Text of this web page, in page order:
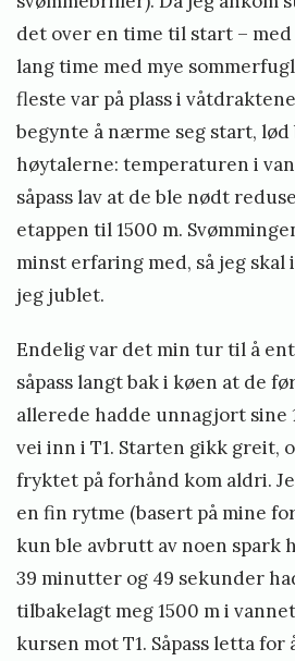
det over en time til start –
lang time med mye
fleste var på plass i
begynte å nærme seg start,
høytalerne: temperaturen i
såpass lav at de ble nødt
etappen til 1500 m.
minst erfaring med, så jeg
jeg jublet.
Endelig var det min tur til å
såpass langt bak i køen at de
allerede hadde unnagjort sine
vei inn i T1. Starten gikk greit,
fryktet på forhånd kom aldri.
en fin rytme (basert på mine
kun ble avbrutt av noen spark
39 minutter og 49 sekunder
tilbakelagt meg 1500 m i
kursen mot T1. Såpass letta